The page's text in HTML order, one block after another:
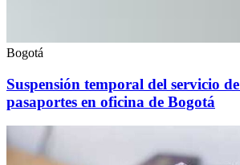
Bogotá
Suspensión temporal del servicio
pasaportes en oficina de Bogotá